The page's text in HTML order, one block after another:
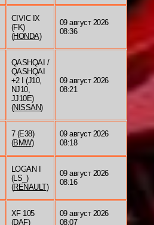
CIVIC IX
(FK)
(HONDA)
09 август 2026
08:36
QASHQAI /
QASHQAI
+2 I (J10,
NJ10,
JJ10E)
(NISSAN)
09 август 2026
08:21
7 (E38)
(BMW)
09 август 2026
08:18
LOGAN I
(LS_)
(RENAULT)
09 август 2026
08:16
XF 105
(DAF)
09 август 2026
08:07